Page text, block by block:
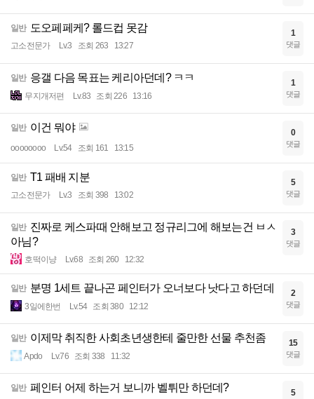
일반 도오페페케? 롤드컵 못감
고소전문가 Lv.3 조회 263 13:27
1
댓글
일반 응갤 다음 목표는 케리아던데? ㅋㅋ
무지개저편 Lv.83 조회 226 13:16
1
댓글
일반 이건 뭐야
oooooooo Lv.54 조회 161 13:15
0
댓글
일반 T1 패배 지분
고소전문가 Lv.3 조회 398 13:02
5
댓글
일반 진짜로 케스파때 안해보고 정규리그에 해보는건 ㅂㅅ
아님?
호떡이냥 Lv.68 조회 260 12:32
3
댓글
일반 분명 1세트 끝나곤 페인터가 오너보다 낫다고 하던데
3일에한번 Lv.54 조회 380 12:12
2
댓글
일반 이제막 취직한 사회초년생한테 줄만한 선물 추천좀
Apdo Lv.76 조회 338 11:32
15
댓글
일반 페인터 어제 하는거 보니까 벨튀만 하던데? 5